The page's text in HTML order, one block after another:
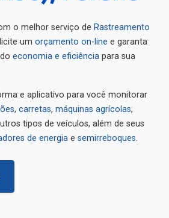
o melhor serviço de Rastreamento
um orçamento on-line e garanta
economia e eficiência para sua
e aplicativo para você monitorar
, carretas, máquinas agrícolas,
tipos de veículos, além de seus
de energia e semirreboques.